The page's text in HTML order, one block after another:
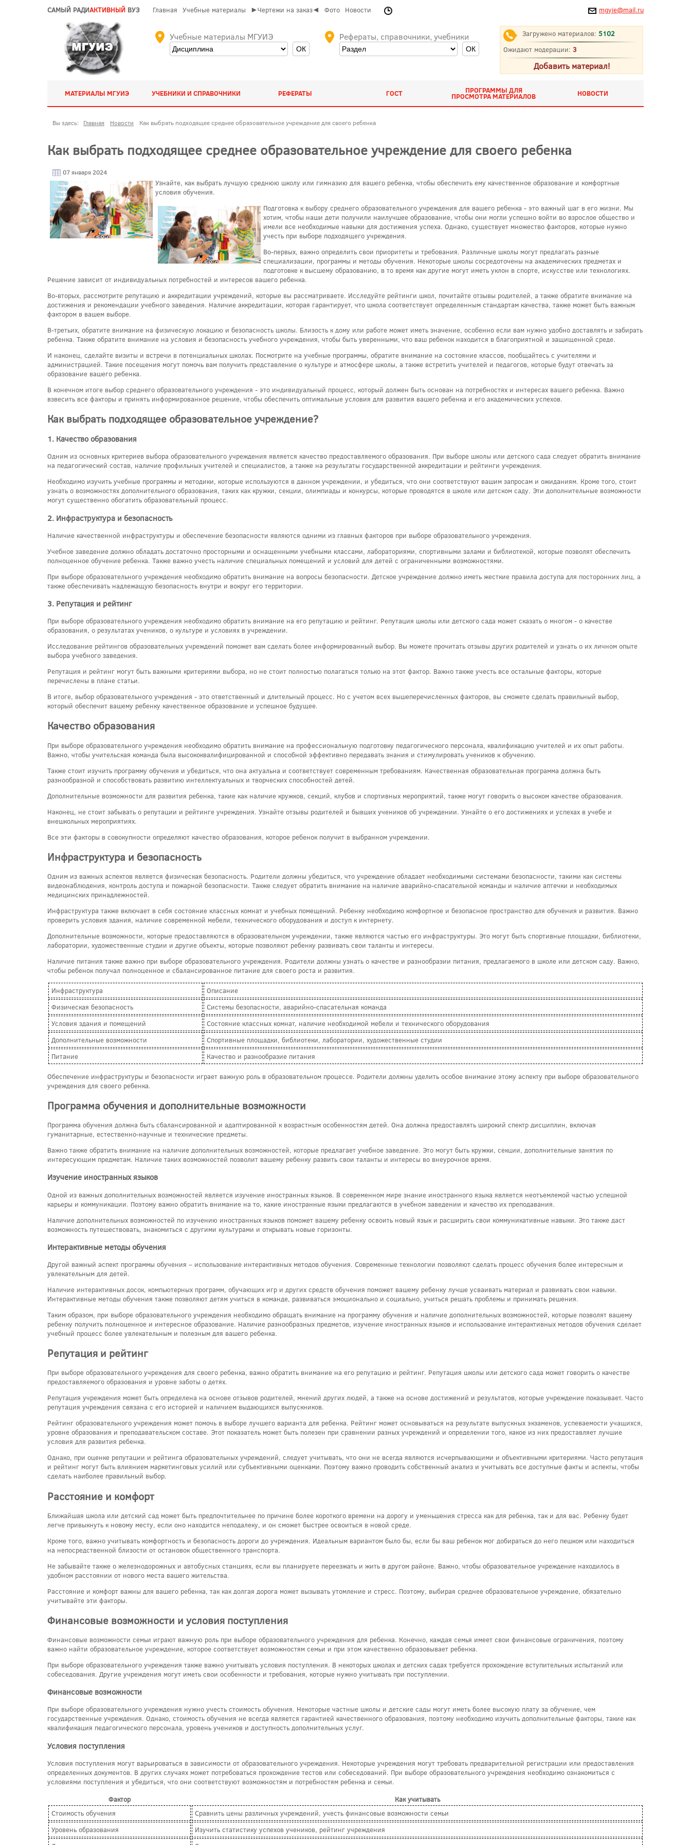
САМЫЙ РАДИАКТИВНЫЙ ВУЗ Главная Учебные материалы ►Чертежи на заказ◄ Фото Новости mgyie@mail.ru
Учебные материалы МГУИЭ Рефераты, справочники, учебники Загружено материалов: 5102
Ожидают модерации: 3
Добавить материал!
МАТЕРИАЛЫ МГУИЭ УЧЕБНИКИ И СПРАВОЧНИКИ РЕФЕРАТЫ ГОСТ ПРОГРАММЫ ДЛЯ
ПРОСМОТРА МАТЕРИАЛОВ НОВОСТИ
Вы здесь: Главная Новости Как выбрать подходящее среднее образовательное учреждение для своего ребенка
Как выбрать подходящее среднее образовательное учреждение для своего ребенка
07 января 2024
Узнайте, как выбрать лучшую среднюю школу или гимназию для вашего ребенка, чтобы обеспечить ему качественное образование и комфортные
условия обучения.
Подготовка к выбору среднего образовательного учреждения для вашего ребенка - это важный шаг в его жизни. Мы
хотим, чтобы наши дети получили наилучшее образование, чтобы они могли успешно войти во взрослое общество и
имели все необходимые навыки для достижения успеха. Однако, существует множество факторов, которые нужно
учесть при выборе подходящего учреждения.
Во-первых, важно определить свои приоритеты и требования. Различные школы могут предлагать разные
специализации, программы и методы обучения. Некоторые школы сосредоточены на академических предметах и
подготовке к высшему образованию, в то время как другие могут иметь уклон в спорте, искусстве или технологиях.
Решение зависит от индивидуальных потребностей и интересов вашего ребенка.
Во-вторых, рассмотрите репутацию и аккредитации учреждений, которые вы рассматриваете. Исследуйте рейтинги школ, почитайте отзывы родителей, а также обратите внимание на
достижения и рекомендации учебного заведения. Наличие аккредитации, которая гарантирует, что школа соответствует определенным стандартам качества, также может быть важным
фактором в вашем выборе.
В-третьих, обратите внимание на физическую локацию и безопасность школы. Близость к дому или работе может иметь значение, особенно если вам нужно удобно доставлять и забирать
ребенка. Также обратите внимание на условия и безопасность учебного учреждения, чтобы быть уверенными, что ваш ребенок находится в благоприятной и защищенной среде.
И наконец, сделайте визиты и встречи в потенциальных школах. Посмотрите на учебные программы, обратите внимание на состояние классов, пообщайтесь с учителями и
администрацией. Такие посещения могут помочь вам получить представление о культуре и атмосфере школы, а также встретить учителей и педагогов, которые будут отвечать за
образование вашего ребенка.
В конечном итоге выбор среднего образовательного учреждения - это индивидуальный процесс, который должен быть основан на потребностях и интересах вашего ребенка. Важно
взвесить все факторы и принять информированное решение, чтобы обеспечить оптимальные условия для развития вашего ребенка и его академических успехов.
Как выбрать подходящее образовательное учреждение?
1. Качество образования
Одним из основных критериев выбора образовательного учреждения является качество предоставляемого образования. При выборе школы или детского сада следует обратить внимание
на педагогический состав, наличие профильных учителей и специалистов, а также на результаты государственной аккредитации и рейтинги учреждения.
Необходимо изучить учебные программы и методики, которые используются в данном учреждении, и убедиться, что они соответствуют вашим запросам и ожиданиям. Кроме того, стоит
узнать о возможностях дополнительного образования, таких как кружки, секции, олимпиады и конкурсы, которые проводятся в школе или детском саду. Эти дополнительные возможности
могут существенно обогатить образовательный процесс.
2. Инфраструктура и безопасность
Наличие качественной инфраструктуры и обеспечение безопасности являются одними из главных факторов при выборе образовательного учреждения.
Учебное заведение должно обладать достаточно просторными и оснащенными учебными классами, лабораториями, спортивными залами и библиотекой, которые позволят обеспечить
полноценное обучение ребенка. Также важно учесть наличие специальных помещений и условий для детей с ограниченными возможностями.
При выборе образовательного учреждения необходимо обратить внимание на вопросы безопасности. Детское учреждение должно иметь жесткие правила доступа для посторонних лиц, а
также обеспечивать надлежащую безопасность внутри и вокруг его территории.
3. Репутация и рейтинг
При выборе образовательного учреждения необходимо обратить внимание на его репутацию и рейтинг. Репутация школы или детского сада может сказать о многом - о качестве
образования, о результатах учеников, о культуре и условиях в учреждении.
Исследование рейтингов образовательных учреждений поможет вам сделать более информированный выбор. Вы можете прочитать отзывы других родителей и узнать о их личном опыте
выбора учебного заведения.
Репутация и рейтинг могут быть важными критериями выбора, но не стоит полностью полагаться только на этот фактор. Важно также учесть все остальные факторы, которые
перечислены в плане статьи.
В итоге, выбор образовательного учреждения - это ответственный и длительный процесс. Но с учетом всех вышеперечисленных факторов, вы сможете сделать правильный выбор,
который обеспечит вашему ребенку качественное образование и успешное будущее.
Качество образования
При выборе образовательного учреждения необходимо обратить внимание на профессиональную подготовку педагогического персонала, квалификацию учителей и их опыт работы.
Важно, чтобы учительская команда была высококвалифицированной и способной эффективно передавать знания и стимулировать учеников к обучению.
Также стоит изучить программу обучения и убедиться, что она актуальна и соответствует современным требованиям. Качественная образовательная программа должна быть
разнообразной и способствовать развитию интеллектуальных и творческих способностей детей.
Дополнительные возможности для развития ребенка, такие как наличие кружков, секций, клубов и спортивных мероприятий, также могут говорить о высоком качестве образования.
Наконец, не стоит забывать о репутации и рейтинге учреждения. Узнайте отзывы родителей и бывших учеников об учреждении. Узнайте о его достижениях и успехах в учебе и
внешкольных мероприятиях.
Все эти факторы в совокупности определяют качество образования, которое ребенок получит в выбранном учреждении.
Инфраструктура и безопасность
Одним из важных аспектов является физическая безопасность. Родители должны убедиться, что учреждение обладает необходимыми системами безопасности, такими как системы
видеонаблюдения, контроль доступа и пожарной безопасности. Также следует обратить внимание на наличие аварийно-спасательной команды и наличие аптечки и необходимых
медицинских принадлежностей.
Инфраструктура также включает в себя состояние классных комнат и учебных помещений. Ребенку необходимо комфортное и безопасное пространство для обучения и развития. Важно
проверить условия здания, наличие современной мебели, технического оборудования и доступ к интернету.
Дополнительные возможности, которые предоставляются в образовательном учреждении, также являются частью его инфраструктуры. Это могут быть спортивные площадки, библиотеки,
лаборатории, художественные студии и другие объекты, которые позволяют ребенку развивать свои таланты и интересы.
Наличие питания также важно при выборе образовательного учреждения. Родители должны узнать о качестве и разнообразии питания, предлагаемого в школе или детском саду. Важно,
чтобы ребенок получал полноценное и сбалансированное питание для своего роста и развития.
Инфраструктура
Описание
Физическая безопасность
Системы безопасности, аварийно-спасательная команда
Условия здания и помещений
Состояние классных комнат, наличие необходимой мебели и технического оборудования
Дополнительные возможности
Спортивные площадки, библиотеки, лаборатории, художественные студии
Питание
Качество и разнообразие питания
Обеспечение инфраструктуры и безопасности играет важную роль в образовательном процессе. Родители должны уделить особое внимание этому аспекту при выборе образовательного
учреждения для своего ребенка.
Программа обучения и дополнительные возможности
Программа обучения должна быть сбалансированной и адаптированной к возрастным особенностям детей. Она должна предоставлять широкий спектр дисциплин, включая
гуманитарные, естественно-научные и технические предметы.
Важно также обратить внимание на наличие дополнительных возможностей, которые предлагает учебное заведение. Это могут быть кружки, секции, дополнительные занятия по
интересующим предметам. Наличие таких возможностей позволит вашему ребенку развить свои таланты и интересы во внеурочное время.
Изучение иностранных языков
Одной из важных дополнительных возможностей является изучение иностранных языков. В современном мире знание иностранного языка является неотъемлемой частью успешной
карьеры и коммуникации. Поэтому важно обратить внимание на то, какие иностранные языки предлагаются в учебном заведении и качество их преподавания.
Наличие дополнительных возможностей по изучению иностранных языков поможет вашему ребенку освоить новый язык и расширить свои коммуникативные навыки. Это также даст
возможность путешествовать, знакомиться с другими культурами и открывать новые горизонты.
Интерактивные методы обучения
Другой важный аспект программы обучения – использование интерактивных методов обучения. Современные технологии позволяют сделать процесс обучения более интересным и
увлекательным для детей.
Наличие интерактивных досок, компьютерных программ, обучающих игр и других средств обучения поможет вашему ребенку лучше усваивать материал и развивать свои навыки.
Интерактивные методы обучения также позволяют детям учиться в команде, развиваться эмоционально и социально, учиться решать проблемы и принимать решения.
Таким образом, при выборе образовательного учреждения необходимо обращать внимание на программу обучения и наличие дополнительных возможностей, которые позволят вашему
ребенку получить полноценное и интересное образование. Наличие разнообразных предметов, изучение иностранных языков и использование интерактивных методов обучения сделает
учебный процесс более увлекательным и полезным для вашего ребенка.
Репутация и рейтинг
При выборе образовательного учреждения для своего ребенка, важно обратить внимание на его репутацию и рейтинг. Репутация школы или детского сада может говорить о качестве
предоставляемого образования и уровне заботы о детях.
Репутация учреждения может быть определена на основе отзывов родителей, мнений других людей, а также на основе достижений и результатов, которые учреждение показывает. Часто
репутация учреждения связана с его историей и наличием выдающихся выпускников.
Рейтинг образовательного учреждения может помочь в выборе лучшего варианта для ребенка. Рейтинг может основываться на результате выпускных экзаменов, успеваемости учащихся,
уровне образования и преподавательском составе. Этот показатель может быть полезен при сравнении разных учреждений и определении того, какое из них предоставляет лучшие
условия для развития ребенка.
Однако, при оценке репутации и рейтинга образовательных учреждений, следует учитывать, что они не всегда являются исчерпывающими и объективными критериями. Часто репутация
и рейтинг могут быть влиянием маркетинговых усилий или субъективными оценками. Поэтому важно проводить собственный анализ и учитывать все доступные факты и аспекты, чтобы
сделать наиболее правильный выбор.
Расстояние и комфорт
Ближайшая школа или детский сад может быть предпочтительнее по причине более короткого времени на дорогу и уменьшения стресса как для ребенка, так и для вас. Ребенку будет
легче привыкнуть к новому месту, если оно находится неподалеку, и он сможет быстрее освоиться в новой среде.
Кроме того, важно учитывать комфортность и безопасность дороги до учреждения. Идеальным вариантом было бы, если бы ваш ребенок мог добираться до него пешком или находиться
на непосредственной близости от остановок общественного транспорта.
Не забывайте также о железнодорожных и автобусных станциях, если вы планируете переезжать и жить в другом районе. Важно, чтобы образовательное учреждение находилось в
удобном расстоянии от нового места вашего жительства.
Расстояние и комфорт важны для вашего ребенка, так как долгая дорога может вызывать утомление и стресс. Поэтому, выбирая среднее образовательное учреждение, обязательно
учитывайте эти факторы.
Финансовые возможности и условия поступления
Финансовые возможности семьи играют важную роль при выборе образовательного учреждения для ребенка. Конечно, каждая семья имеет свои финансовые ограничения, поэтому
важно найти образовательное учреждение, которое соответствует возможностям семьи и при этом качественно образовывает ребенка.
При выборе образовательного учреждения также важно учитывать условия поступления. В некоторых школах и детских садах требуется прохождение вступительных испытаний или
собеседования. Другие учреждения могут иметь свои особенности и требования, которые нужно учитывать при поступлении.
Финансовые возможности
При выборе образовательного учреждения нужно учесть стоимость обучения. Некоторые частные школы и детские сады могут иметь более высокую плату за обучение, чем
государственные учреждения. Однако, стоимость обучения не всегда является гарантией качественного образования, поэтому необходимо изучить дополнительные факторы, такие как
квалификация педагогического персонала, уровень учеников и доступность дополнительных услуг.
Условия поступления
Условия поступления могут варьироваться в зависимости от образовательного учреждения. Некоторые учреждения могут требовать предварительной регистрации или предоставления
определенных документов. В других случаях может потребоваться прохождение тестов или собеседований. При выборе образовательного учреждения необходимо ознакомиться с
условиями поступления и убедиться, что они соответствуют возможностям и потребностям ребенка и семьи.
Фактор
Как учитывать
Стоимость обучения
Сравнить цены различных учреждений, учесть финансовые возможности семьи
Уровень образования
Изучить статистику успехов учеников, рейтинг учреждения